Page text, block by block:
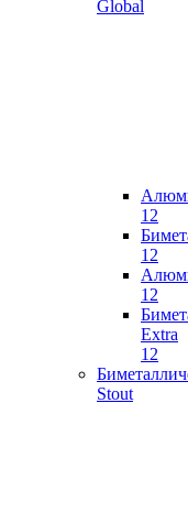
Global
12
12
12
Extra
12
Stout